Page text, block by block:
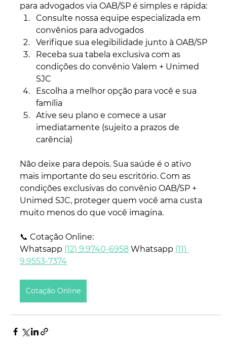
para advogados via OAB/SP é simples e rápida:
Consulte nossa equipe especializada em
convênios para advogados
Verifique sua elegibilidade junto à OAB/SP
Receba sua tabela exclusiva com as
condições do convênio Valem + Unimed
SJC
Escolha a melhor opção para você e sua
família
Ative seu plano e comece a usar
imediatamente (sujeito a prazos de
carência)
Não deixe para depois. Sua saúde é o ativo
mais importante do seu escritório. Com as
condições exclusivas do convênio OAB/SP +
Unimed SJC, proteger quem você ama custa
muito menos do que você imagina.
📞 Cotação Online:
Whatsapp (12) 9.9740-6958 Whatsapp (11)
9.9553-7374
Cotação Online